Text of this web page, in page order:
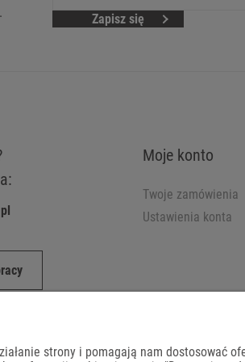
Zapisz się
Moje konto
Twoje zamówienia
Ustawienia konta
strony i pomagają nam dostosować